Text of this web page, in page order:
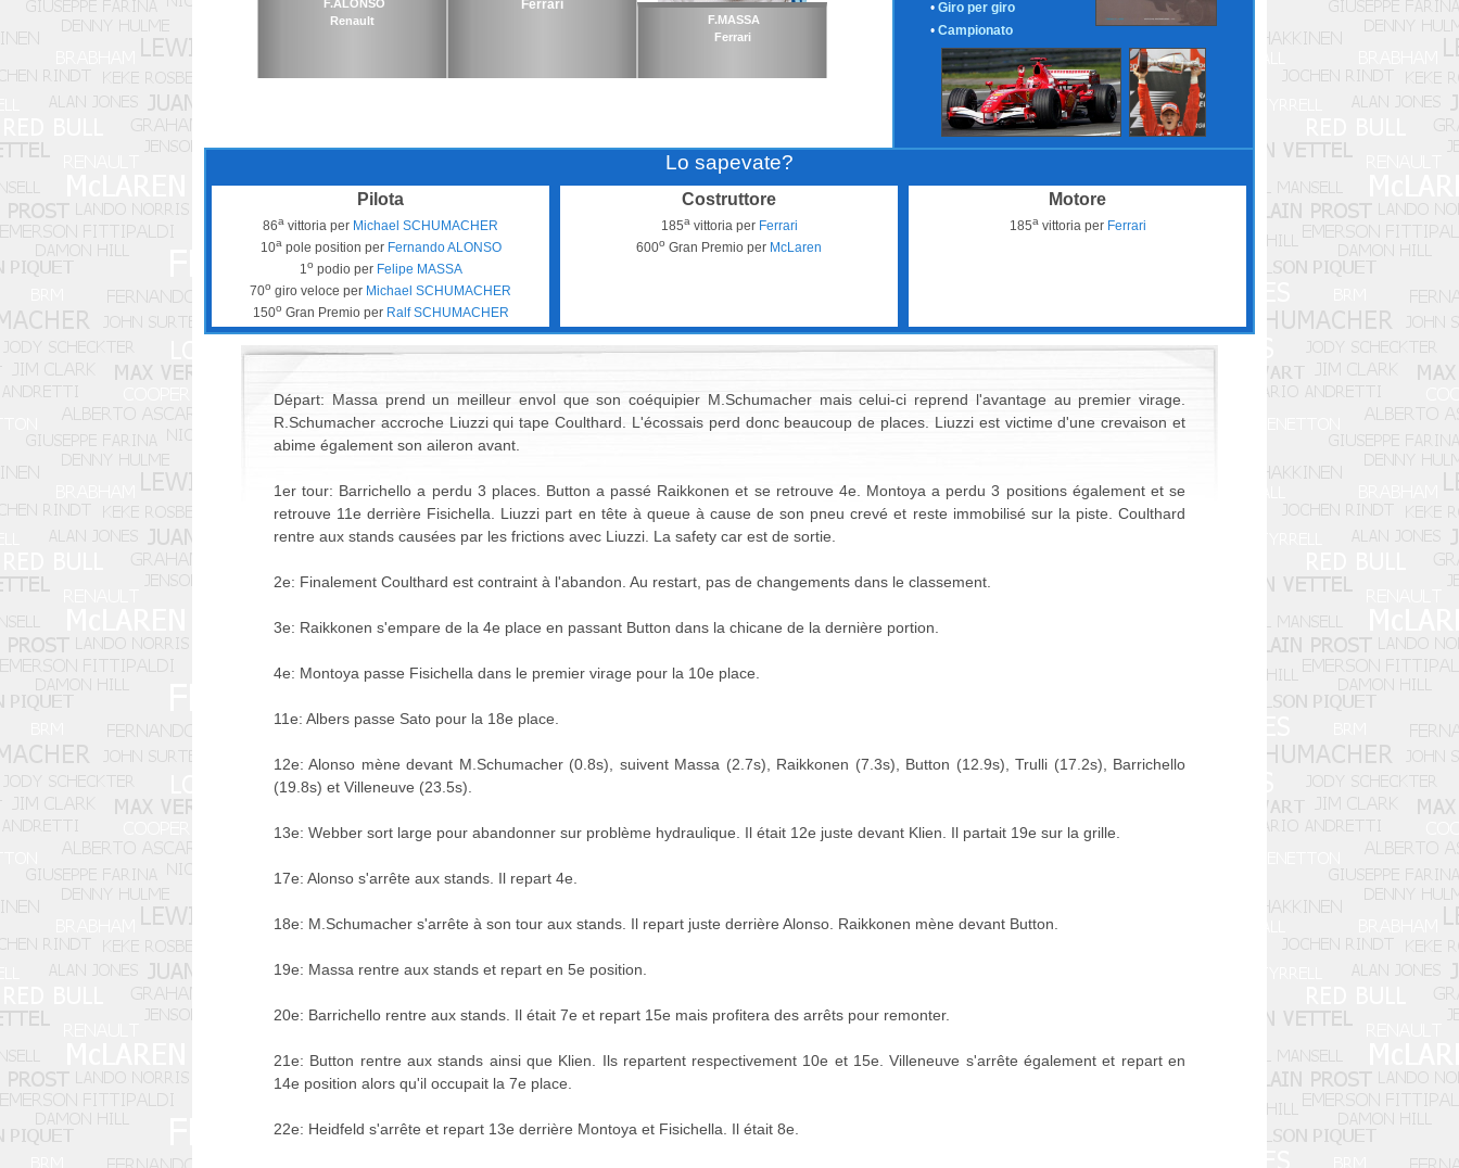
F.ALONSO
Renault
Ferrari
F.MASSA
Ferrari
• Giro per giro
• Campionato
Lo sapevate?
Pilota
86a vittoria per Michael SCHUMACHER
10apole position per Fernando ALONSO
1o podio per Felipe MASSA
70o giro veloce per Michael SCHUMACHER
150o Gran Premio per Ralf SCHUMACHER
Costruttore
185avittoria per Ferrari
600o Gran Premio per McLaren
Motore
185avittoria per Ferrari
Départ: Massa prend un meilleur envol que son coéquipier M.Schumacher mais celui-ci reprend l'avantage au premier virage.
R.Schumacher accroche Liuzzi qui tape Coulthard. L'écossais perd donc beaucoup de places. Liuzzi est victime d'une crevaison et
abime également son aileron avant.
1er tour: Barrichello a perdu 3 places. Button a passé Raikkonen et se retrouve 4e. Montoya a perdu 3 positions également et se
retrouve 11e derrière Fisichella. Liuzzi part en tête à queue à cause de son pneu crevé et reste immobilisé sur la piste. Coulthard
rentre aux stands causées par les frictions avec Liuzzi. La safety car est de sortie.
2e: Finalement Coulthard est contraint à l'abandon. Au restart, pas de changements dans le classement.
3e: Raikkonen s'empare de la 4e place en passant Button dans la chicane de la dernière portion.
4e: Montoya passe Fisichella dans le premier virage pour la 10e place.
11e: Albers passe Sato pour la 18e place.
12e: Alonso mène devant M.Schumacher (0.8s), suivent Massa (2.7s), Raikkonen (7.3s), Button (12.9s), Trulli (17.2s), Barrichello
(19.8s) et Villeneuve (23.5s).
13e: Webber sort large pour abandonner sur problème hydraulique. Il était 12e juste devant Klien. Il partait 19e sur la grille.
17e: Alonso s'arrête aux stands. Il repart 4e.
18e: M.Schumacher s'arrête à son tour aux stands. Il repart juste derrière Alonso. Raikkonen mène devant Button.
19e: Massa rentre aux stands et repart en 5e position.
20e: Barrichello rentre aux stands. Il était 7e et repart 15e mais profitera des arrêts pour remonter.
21e: Button rentre aux stands ainsi que Klien. Ils repartent respectivement 10e et 15e. Villeneuve s'arrête également et repart en
14e position alors qu'il occupait la 7e place.
22e: Heidfeld s'arrête et repart 13e derrière Montoya et Fisichella. Il était 8e.